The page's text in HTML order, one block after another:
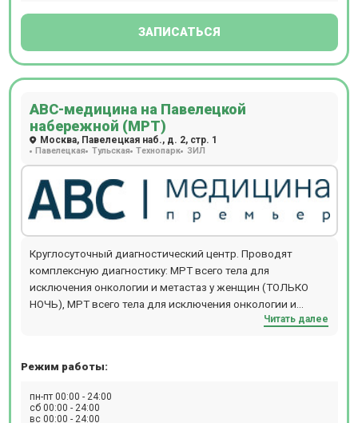
ЗАПИСАТЬСЯ
АВС-медицина на Павелецкой
набережной (МРТ)
Москва, Павелецкая наб., д. 2, стр. 1
Павелецкая Тульская Технопарк ЗИЛ
Круглосуточный диагностический центр. Проводят
комплексную диагностику: МРТ всего тела для
исключения онкологии и метастаз у женщин (ТОЛЬКО
НОЧЬ), МРТ всего тела для исключения онкологии и
метастаз у мужчин (ТОЛЬКО НОЧЬ), МРТ всего
на выявление болезни Альцгеймера (с динамикой с
склероза с контрастом, выявление органических причин
Читать далее
Режим работы:
пн-пт 00:00 - 24:00
сб 00:00 - 24:00
вс 00:00 - 24:00